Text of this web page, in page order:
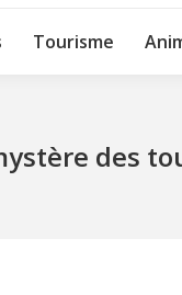
Tourisme
des